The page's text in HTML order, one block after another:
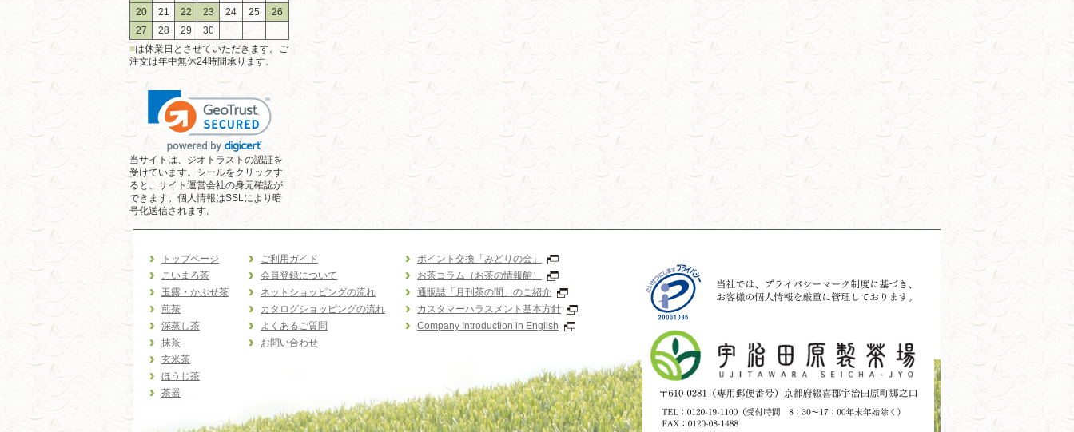
20
21 22 23 24 25
26
27
28 29
30
■は休業日とさせていただきます。ご
注文は年中無休24時間承ります。
当サイトは、ジオトラストの認証を
受けています。シールをクリックす
ると、サイト運営会社の身元確認が
できます。個人情報はSSLにより暗
号化送信されます。
トップページ
こいまろ茶
玉露・かぶせ茶
煎茶
深蒸し茶
抹茶
玄米茶
ほうじ茶
茶器
ご利用ガイド
会員登録について
ネットショッピングの流れ
カタログショッピングの流れ
よくあるご質問
お問い合わせ
ポイント交換「みどりの会」
お茶コラム（お茶の情報館）
通販誌「月刊茶の間」のご紹介
カスタマーハラスメント基本方針
Company Introduction in English